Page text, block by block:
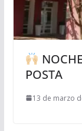
POSTA
13 de marzo